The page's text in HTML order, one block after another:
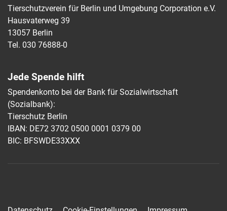
Tierschutzverein für Berlin und Umgebung Corporation e.V.
Hausvaterweg 39
13057 Berlin
Tel. 030 76888-0
Jede Spende hilft
Spendenkonto bei der Bank für Sozialwirtschaft
(Sozialbank):
Tierschutz Berlin
IBAN: DE72 3702 0500 0001 0379 00
BIC: BFSWDE33XXX